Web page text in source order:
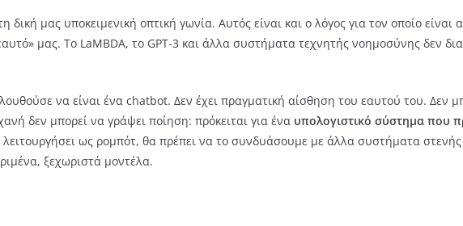
μας υποκειμενική οπτική γωνία. Αυτός είναι και ο λόγος για τον οποίο είναι
μας. Το LaMBDA, το GPT-3 και άλλα συστήματα τεχνητής νοημοσύνης δεν
να είναι ένα chatbot. Δεν έχει πραγματική αίσθηση του εαυτού του. Δεν
δεν μπορεί να γράψει ποίηση: πρόκειται για ένα υπολογιστικό σύστημα που
ως ρομπότ, θα πρέπει να το συνδυάσουμε με άλλα συστήματα
ξεχωριστά μοντέλα.